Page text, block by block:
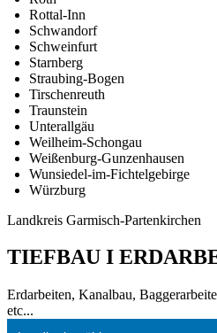
Rottal-Inn
Schwandorf
Schweinfurt
Starnberg
Straubing-Bogen
Tirschenreuth
Traunstein
Unterallgäu
Weilheim-Schongau
Weißenburg-Gunzenhausen
Wunsiedel-im-Fichtelgebirge
Würzburg
Landkreis Garmisch-Partenkirchen
TIEFBAU I
Erdarbeiten, Kanalbau,
etc...